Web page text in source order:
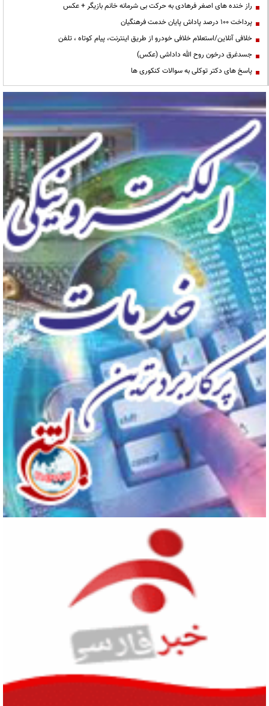
راز خنده های اصغر فرهادی به حرکت بی شرمانه خانم بازیگر + عکس
پرداخت ۱۰۰ درصد پاداش پایان خدمت فرهنگیان
خلافی آنلاین/استعلام خلافی خودرو از طریق اینترنت، پیام کوتاه ، تلفن
جسدغرق درخون روح الله داداشی (عکس)
پاسخ های دکتر توکلی به سوالات کنکوری ها